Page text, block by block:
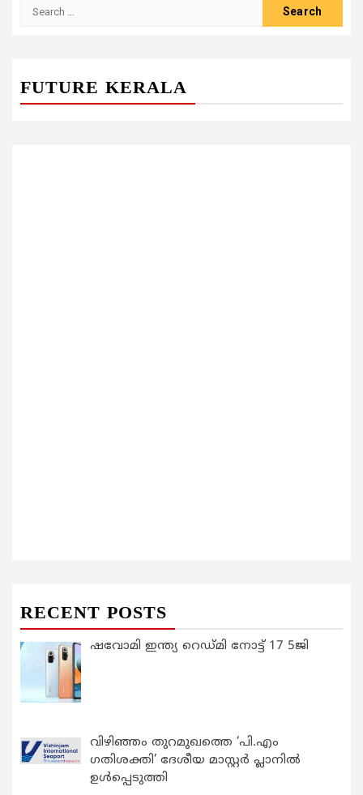
FUTURE KERALA
RECENT POSTS
ഷവോമി ഇന്ത്യ റെഡ്മി നോട്ട് 17 5ജി
വിഴിഞ്ഞം തുറമുഖത്തെ ‘പി.എം
ഗതിശക്തി’ ദേശീയ മാസ്റ്റർ പ്ലാനിൽ
ഉൾപ്പെടുത്തി